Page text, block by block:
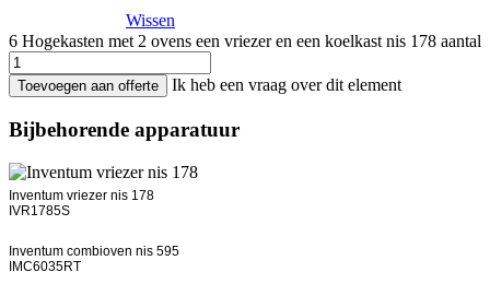
Wissen
6 Hogekasten met 2 ovens een vriezer en een koelkast nis 178 aantal
Toevoegen aan offerte Ik heb een vraag over dit element
Bijbehorende apparatuur
Inventum vriezer nis 178
IVR1785S
Inventum combioven nis 595
IMC6035RT